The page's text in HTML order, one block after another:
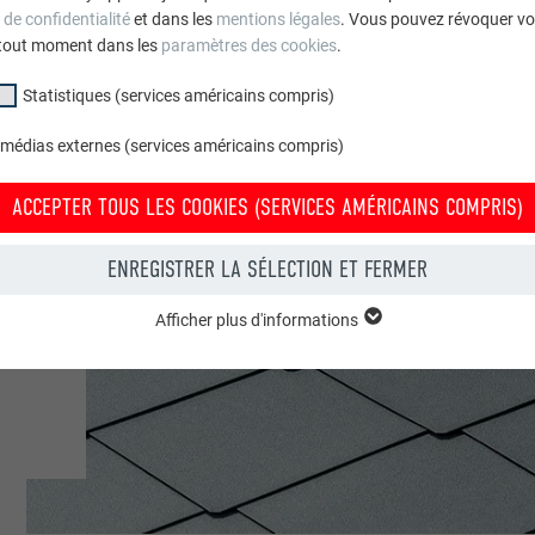
confidentialitéet dans les mentions légales. Vous pouvez révoquer
moment dans les paramètres des cookies.
Statistiques (services américains compris)
externes (services américains compris)
ACCEPTER TOUS LES COOKIES (SERVICES AMÉRICAINS COMPRIS)
ENREGISTRER LA SÉLECTION ET FERMER
le site Internet fonctionne correctement.
PHPSESSID
Afficher les informations relatives aux cookies
AMÉRICAINS COMPRIS)
(services américains compris) » nous aident à comprendre
Afficher plus d'informations